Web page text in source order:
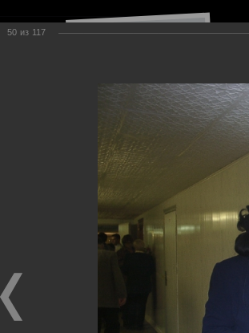
Навигация
50 из 117